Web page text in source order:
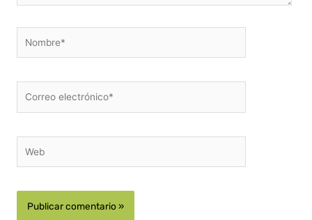
electrónico*